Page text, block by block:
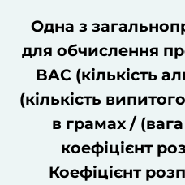
Одна з
для обчислення
BAC (кількість
(кількість
в грамах /
коефіцієнт
Коефіцієнт